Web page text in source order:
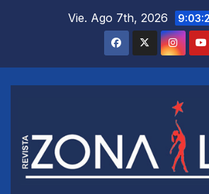
Vie. Ago 7th, 2026